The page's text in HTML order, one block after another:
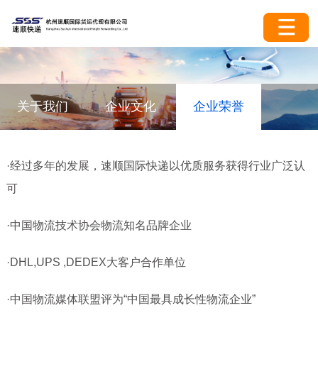
关于我们 企业文化 企业荣誉
·经过多年的发展，速顺国际快递以优质服务获得行业广泛认
可
·中国物流技术协会物流知名品牌企业
·DHL,UPS ,DEDEX大客户合作单位
·中国物流媒体联盟评为“中国最具成长性物流企业”